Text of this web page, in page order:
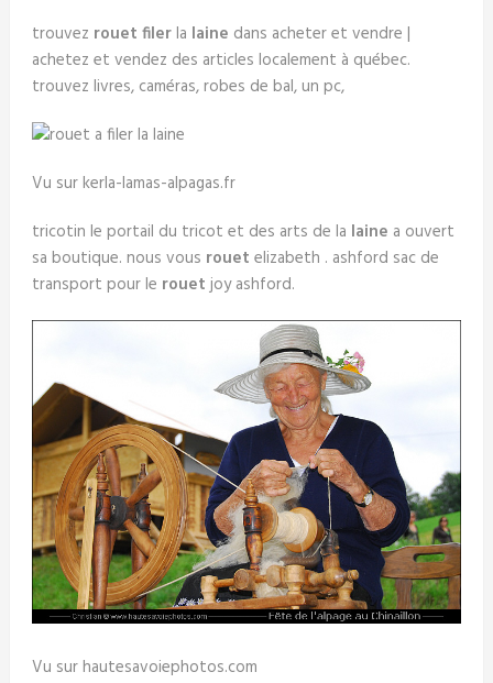
trouvez rouet filerla laine dans acheter et vendre |
achetez et vendez des articles localement à québec.
trouvez livres, caméras, robes de bal, un pc,
Vu sur kerla-lamas-alpagas.fr
tricotin le portail du tricot et des arts de la laine a ouvert
sa boutique. nous vous rouet elizabeth . ashford sac de
transport pour le rouetjoy ashford.
Vu sur hautesavoiephotos.com